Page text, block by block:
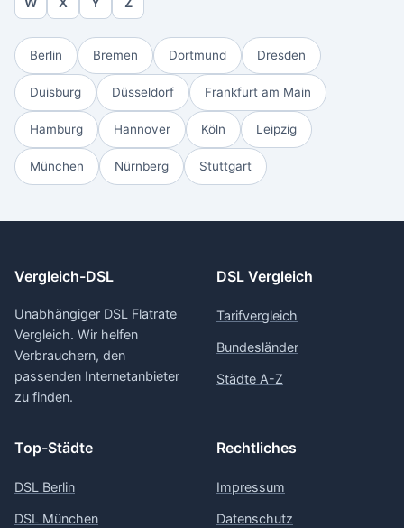
Berlin Bremen Dortmund Dresden
Duisburg Düsseldorf Frankfurt am Main
Hamburg Hannover Köln Leipzig
München Nürnberg Stuttgart
Vergleich-DSL
Unabhängiger DSL Flatrate
Vergleich. Wir helfen
Verbrauchern, den
passenden Internetanbieter
zu finden.
DSL Vergleich
Tarifvergleich
Bundesländer
Städte A-Z
Top-Städte
DSL Berlin
DSL München
Rechtliches
Impressum
Datenschutz